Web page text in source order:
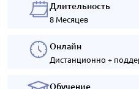
Длительность
8 Месяцев
Онлайн
Дистанционно +
Обучение